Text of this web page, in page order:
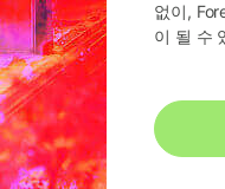
없이,
이 될 수